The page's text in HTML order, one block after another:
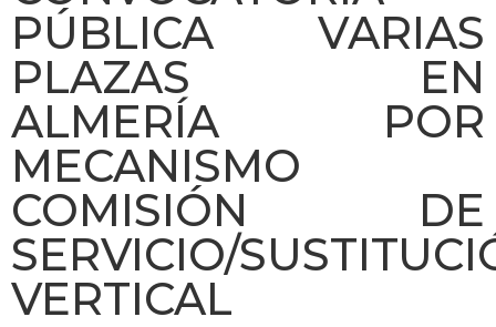
PÚBLICA VARIAS
PLAZAS EN
ALMERÍA POR
MECANISMO
COMISIÓN DE
SERVICIO/
VERTICAL